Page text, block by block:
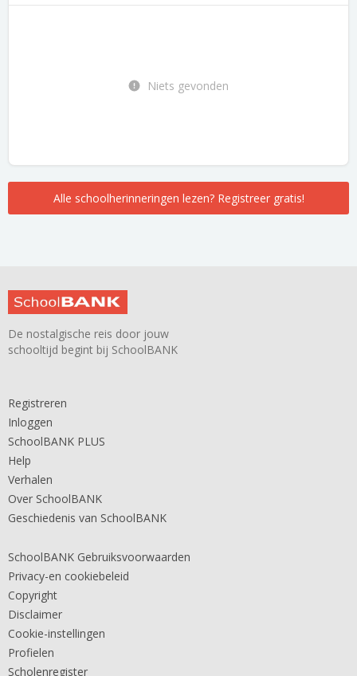
Niets gevonden
Alle schoolherinneringen lezen? Registreer gratis!
De nostalgische reis door jouw
schooltijd begint bij SchoolBANK
Registreren
Inloggen
SchoolBANK PLUS
Help
Verhalen
Over SchoolBANK
Geschiedenis van SchoolBANK
SchoolBANK Gebruiksvoorwaarden
Privacy-en cookiebeleid
Copyright
Disclaimer
Cookie-instellingen
Profielen
Scholenregister